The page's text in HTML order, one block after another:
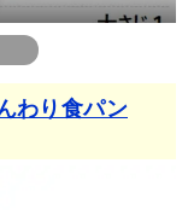
わり食パン